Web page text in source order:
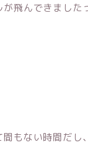
飛んできました
もない時間だし、